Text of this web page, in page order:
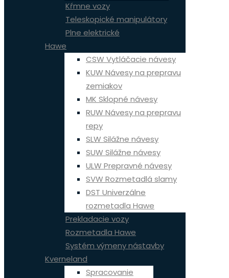
Kŕmne vozy
Teleskopické manipulátory
Plne elektrické
Hawe
CSW Vytláčacie návesy
KUW Návesy na prepravu
zemiakov
MK Sklopné návesy
RUW Návesy na prepravu
repy
SLW Silážne návesy
SUW Silážne návesy
ULW Prepravné návesy
SVW Rozmetadlá slamy
DST Univerzálne
rozmetadla Hawe
Prekladacie vozy
Rozmetadla Hawe
Systém výmeny nástavby
Kverneland
Spracovanie